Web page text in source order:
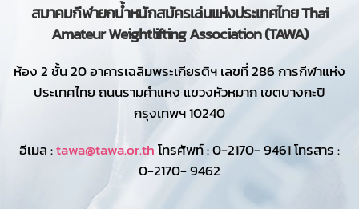
สมาคมกีฬายกน้ำหนักสมัครเล่นแห่งประเทศไทย Thai
Amateur Weightlifting Association (TAWA)
ห้อง 2 ชั้น 20 อาคารเฉลิมพระเกียรติฯ เลขที่ 286 การกีฬาแห่ง
ประเทศไทย ถนนรามคำแหง แขวงหัวหมาก เขตบางกะปิ
กรุงเทพฯ 10240
อีเมล :tawa@tawa.or.thโทรศัพท์ : 0-2170- 9461 โทรสาร :
0-2170- 9462